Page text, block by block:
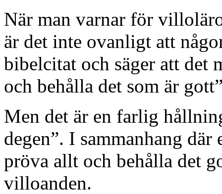
När man varnar för
är det inte ovanligt att
bibelcitat och säger att det
och behålla det som är
Men det är en farlig
degen”. I sammanhang
pröva allt och behålla det
villoanden.